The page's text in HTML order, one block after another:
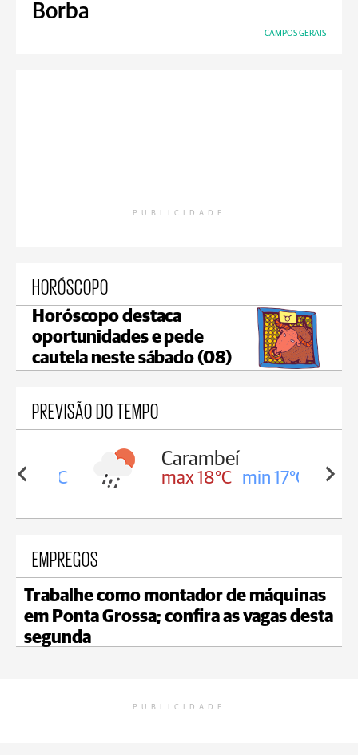
Borba
CAMPOS GERAIS
PUBLICIDADE
HORÓSCOPO
Horóscopo destaca
oportunidades e pede
cautela neste sábado (08)
PREVISÃO DO TEMPO
18°C
Carambeí
max 18°C min 17°C
EMPREGOS
Trabalhe como montador de máquinas
em Ponta Grossa; confira as vagas desta
segunda
PUBLICIDADE